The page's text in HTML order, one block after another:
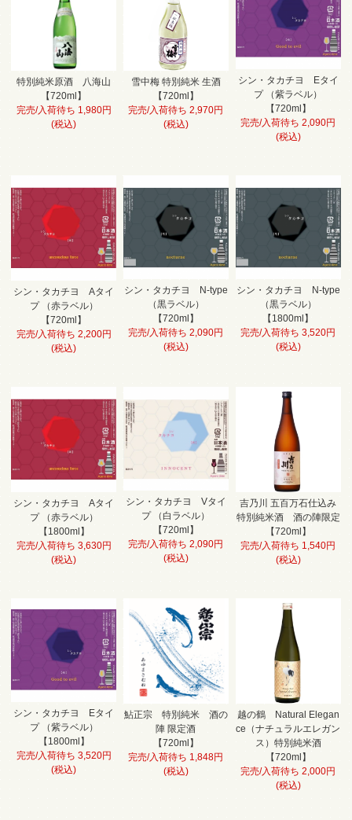
特別純米原酒 八海山
【720ml】
完売/入荷待ち 1,980円
(税込)
雪中梅 特別純米 生酒
【720ml】
完売/入荷待ち 2,970円
(税込)
シン・タカチヨ Eタイ
プ （紫ラベル）
【720ml】
完売/入荷待ち 2,090円
(税込)
シン・タカチヨ Aタイ
プ （赤ラベル）
【720ml】
完売/入荷待ち 2,200円
(税込)
シン・タカチヨ N-type
（黒ラベル）
【720ml】
完売/入荷待ち 2,090円
(税込)
シン・タカチヨ N-type
（黒ラベル）
【1800ml】
完売/入荷待ち 3,520円
(税込)
シン・タカチヨ Aタイ
プ （赤ラベル）
【1800ml】
完売/入荷待ち 3,630円
(税込)
シン・タカチヨ Vタイ
プ （白ラベル）
【720ml】
完売/入荷待ち 2,090円
(税込)
吉乃川 五百万石仕込み
特別純米酒 酒の陣限定
【720ml】
完売/入荷待ち 1,540円
(税込)
シン・タカチヨ Eタイ
プ （紫ラベル）
【1800ml】
完売/入荷待ち 3,520円
(税込)
鮎正宗 特別純米 酒の
陣 限定酒
【720ml】
完売/入荷待ち 1,848円
(税込)
越の鶴 Natural Elegan
ce（ナチュラルエレガン
ス）特別純米酒
【720ml】
完売/入荷待ち 2,000円
(税込)